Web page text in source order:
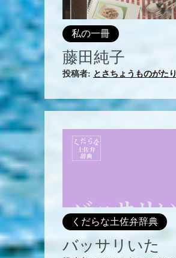
私の一冊
藤田純子
投稿者: とさちょうものがたり
くだらな土佐弁辞典
バッサリいた